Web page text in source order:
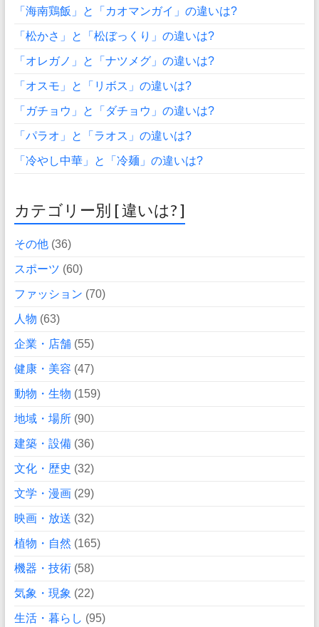
「海南鶏飯」と「カオマンガイ」の違いは?
「松かさ」と「松ぼっくり」の違いは?
「オレガノ」と「ナツメグ」の違いは?
「オスモ」と「リボス」の違いは?
「ガチョウ」と「ダチョウ」の違いは?
「パラオ」と「ラオス」の違いは?
「冷やし中華」と「冷麺」の違いは?
カテゴリー別 [ 違いは? ]
その他(36)
スポーツ (60)
ファッション (70)
人物 (63)
企業・店舗(55)
健康・美容 (47)
動物・生物 (159)
地域・場所(90)
建築・設備(36)
文化・歴史 (32)
文学・漫画(29)
映画・放送 (32)
植物・自然 (165)
機器・技術(58)
気象・現象 (22)
生活・暮らし (95)